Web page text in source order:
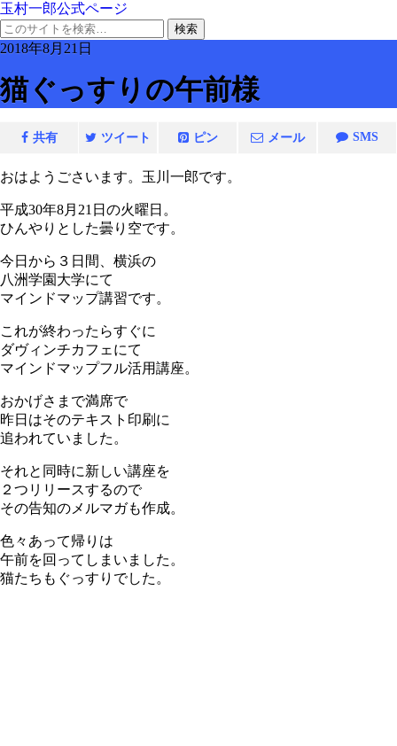
玉村一郎公式ページ
2018年8月21日
猫ぐっすりの午前様
共有 ツイート ピン メール SMS
おはようごさいます。玉川一郎です。
平成30年8月21日の火曜日。
ひんやりとした曇り空です。
今日から３日間、横浜の
八洲学園大学にて
マインドマップ講習です。
これが終わったらすぐに
ダヴィンチカフェにて
マインドマップフル活用講座。
おかげさまで満席で
昨日はそのテキスト印刷に
追われていました。
それと同時に新しい講座を
２つリリースするので
その告知のメルマガも作成。
色々あって帰りは
午前を回ってしまいました。
猫たちもぐっすりでした。